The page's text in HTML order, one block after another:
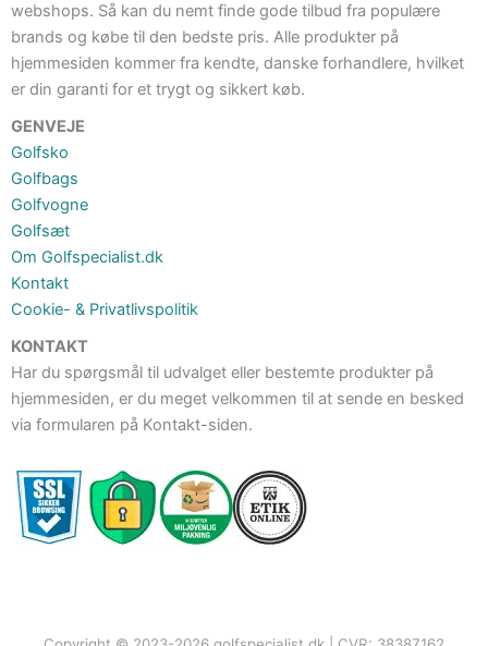
webshops. Så kan du nemt finde gode tilbud fra populære
brands og købe til den bedste pris. Alle produkter på
hjemmesiden kommer fra kendte, danske forhandlere, hvilket
er din garanti for et trygt og sikkert køb.
GENVEJE
Golfsko
Golfbags
Golfvogne
Golfsæt
Om Golfspecialist.dk
Kontakt
Cookie- & Privatlivspolitik
KONTAKT
Har du spørgsmål til udvalget eller bestemte produkter på
hjemmesiden, er du meget velkommen til at sende en besked
via formularen på Kontakt-siden.